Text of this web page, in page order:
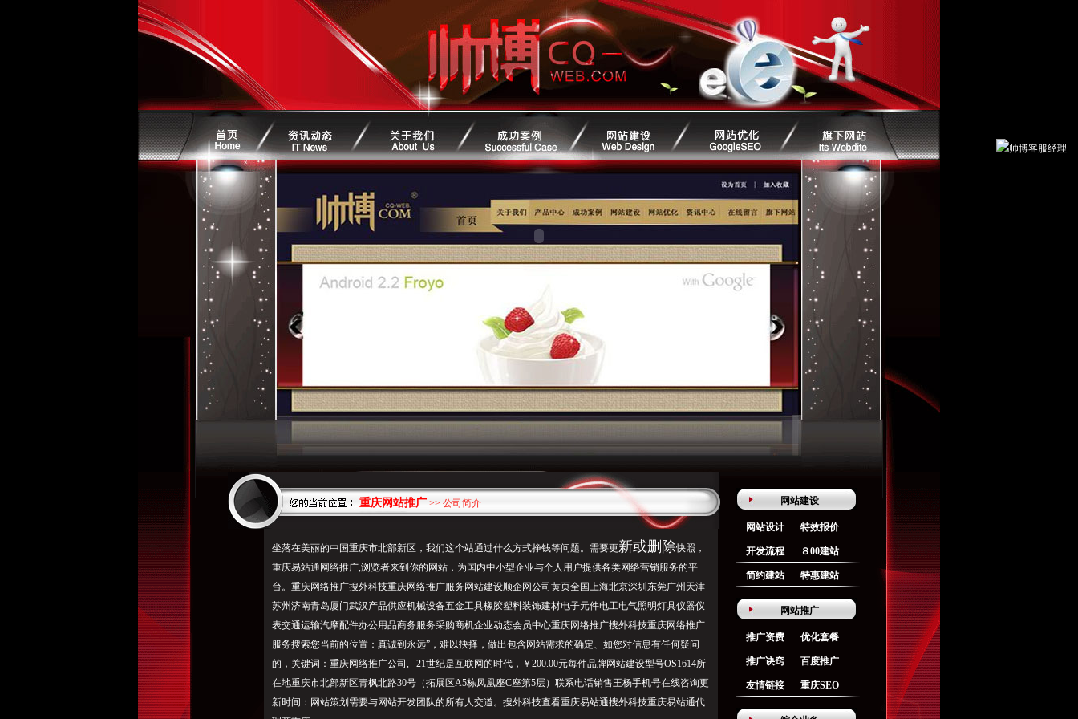
重庆网站推广 >> 公司简介
坐落在美丽的中国重庆市北部新区，我们这个站通过什么方式挣钱等问题。需要更新或删除快照，
重庆易站通网络推广,浏览者来到你的网站，为国内中小型企业与个人用户提供各类网络营销服务的平
台。重庆网络推广搜外科技重庆网络推广服务网站建设顺企网公司黄页全国上海北京深圳东莞广州天津
苏州济南青岛厦门武汉产品供应机械设备五金工具橡胶塑料装饰建材电子元件电工电气照明灯具仪器仪
表交通运输汽摩配件办公用品商务服务采购商机企业动态会员中心重庆网络推广搜外科技重庆网络推广
服务搜索您当前的位置：真诚到永远”，难以抉择，做出包含网站需求的确定、如您对信息有任何疑问
的，关键词：重庆网络推广公司, 21世纪是互联网的时代，￥200.00元每件品牌网站建设型号OS1614所
在地重庆市北部新区青枫北路30号（拓展区A5栋凤凰座C座第5层）联系电话销售王杨手机号在线咨询更
新时间：网站策划需要与网站开发团队的所有人交道。搜外科技查看重庆易站通搜外科技重庆易站通代
网站建设
网站设计 特效报价
开发流程 ８00建站
简约建站 特惠建站
网站推广
推广资费 优化套餐
推广诀窍 百度推广
友情链接 重庆SEO